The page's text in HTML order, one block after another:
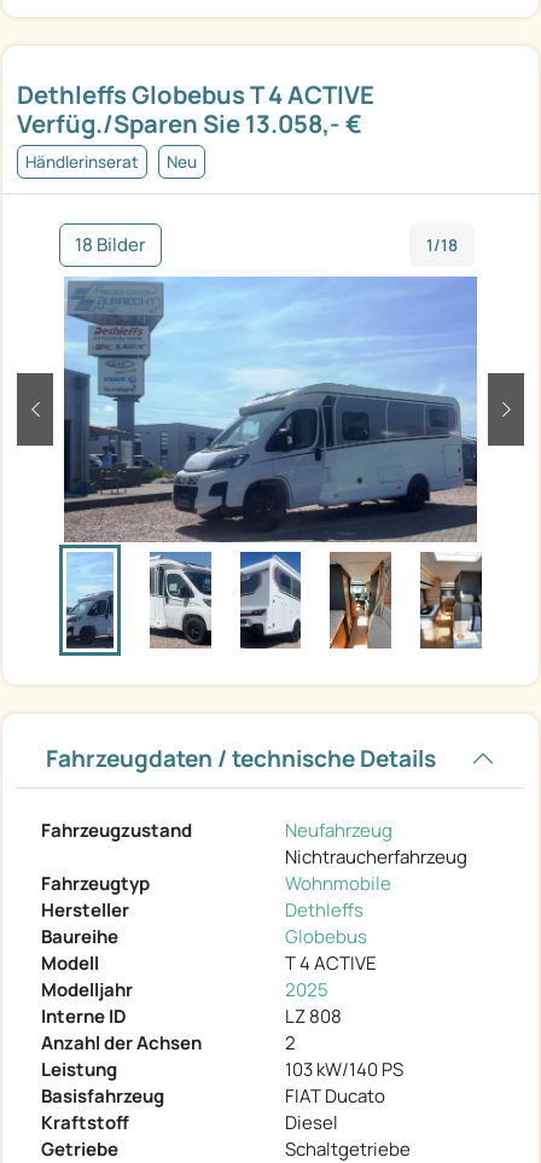
Dethleffs Globebus T 4 ACTIVE
Verfüg./Sparen Sie 13.058,- €
Händlerinserat Neu
18 Bilder 1/18
zurück
Fahrzeugdaten / technische Details
Fahrzeugzustand
Neufahrzeug
Nichtraucherfahrzeug
Fahrzeugtyp
Wohnmobile
Hersteller
Dethleffs
Baureihe
Globebus
Modell
T 4 ACTIVE
Modelljahr
2025
Interne ID
LZ 808
Anzahl der Achsen
2
Leistung
103 kW/140 PS
Basisfahrzeug
FIAT Ducato
Kraftstoff
Diesel
Getriebe
Schaltgetriebe